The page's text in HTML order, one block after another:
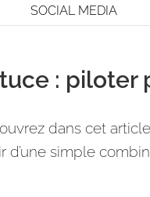
SOCIAL MEDIA
: piloter
dans cet
d’une simple